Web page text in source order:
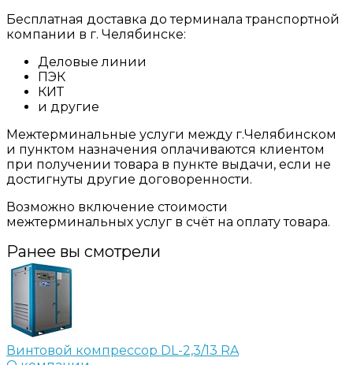
Бесплатная доставка до терминала транспортной
компании в г. Челябинске:
Деловые линии
ПЭК
КИТ
и другие
Межтерминальные услуги между г.Челябинском
и пунктом назначения оплачиваются клиентом
при получении товара в пункте выдачи, если не
достигнуты другие договоренности.
Возможно включение стоимости
межтерминальных услуг в счёт на оплату товара.
Ранее вы смотрели
Винтовой компрессор DL-2,3/13 RA